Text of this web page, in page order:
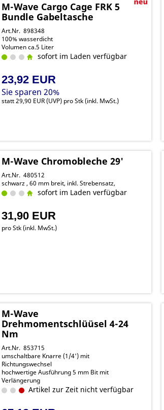
M-Wave Cargo Cage FRK 5
Bundle Gabeltasche
Art.Nr. 898348
100% wasserdicht
Volumen ca.5 Liter
sofort im Laden verfügbar
23,92 EUR
Sie sparen 20%
statt29,90 EUR(UVP) pro Stk (inkl. MwSt.)
M-Wave Chromobleche 29'
Art.Nr. 480512
schwarz , 60 mm breit, inkl. Strebensatz,
sofort im Laden verfügbar
31,90 EUR
pro Stk (inkl. MwSt.)
M-Wave
Drehmomentschlüüsel 4-24
Nm
Art.Nr. 853715
umschaltbare Knarre (1/4') mit
Richtungswechsel
hochwertige Ausführung 5 mm Bit mit
Verlängerung
Bits mit 3/4/5/6/8/10 mm
Artikel zur Zeit nicht verfügbar